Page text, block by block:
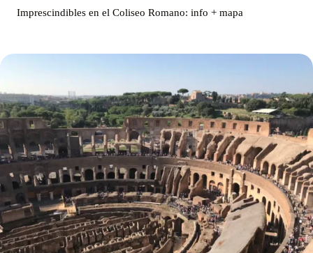
Imprescindibles en el Coliseo Romano: info + mapa